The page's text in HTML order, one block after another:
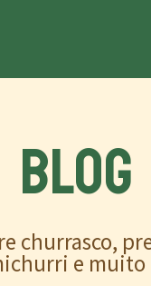
BLOG
churrasco,
e muito